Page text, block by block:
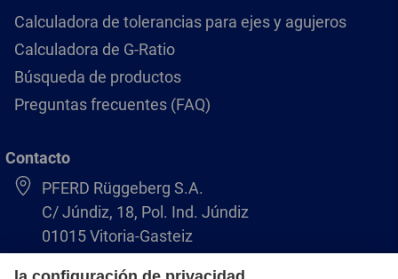
Calculadora de tolerancias para ejes y agujeros
Calculadora de G-Ratio
Búsqueda de productos
Preguntas frecuentes (FAQ)
Contacto
PFERD Rüggeberg S.A.
C/ Júndiz, 18, Pol. Ind. Júndiz
01015 Vitoria-Gasteiz
+34 945 184 400